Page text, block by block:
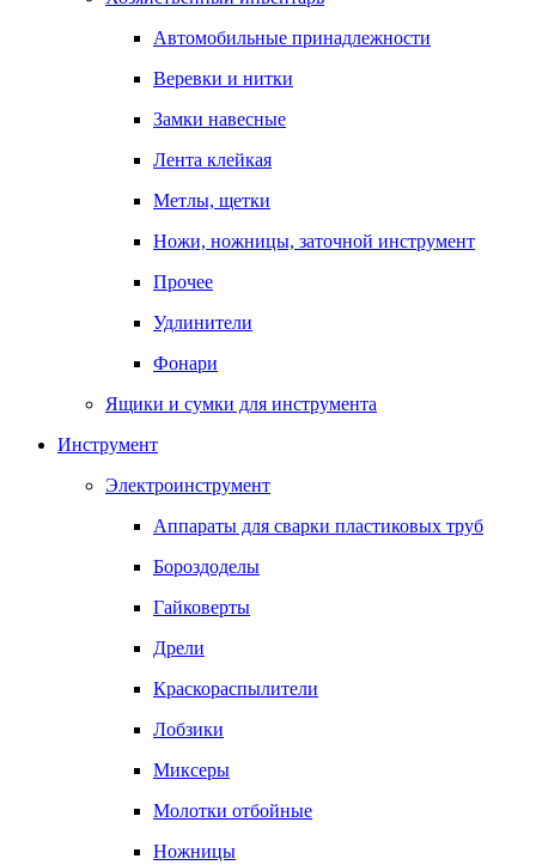
Автомобильные принадлежности
Веревки и нитки
Замки навесные
Лента клейкая
Метлы, щетки
Ножи, ножницы, заточной инструмент
Прочее
Удлинители
Фонари
Ящики и сумки для инструмента
Инструмент
Электроинструмент
Аппараты для сварки пластиковых труб
Бороздоделы
Гайковерты
Дрели
Краскораспылители
Лобзики
Миксеры
Молотки отбойные
Ножницы